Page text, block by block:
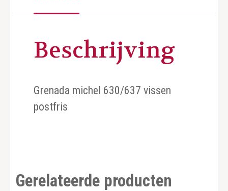
Beschrijving
Grenada michel 630/637 vissen
postfris
Gerelateerde producten